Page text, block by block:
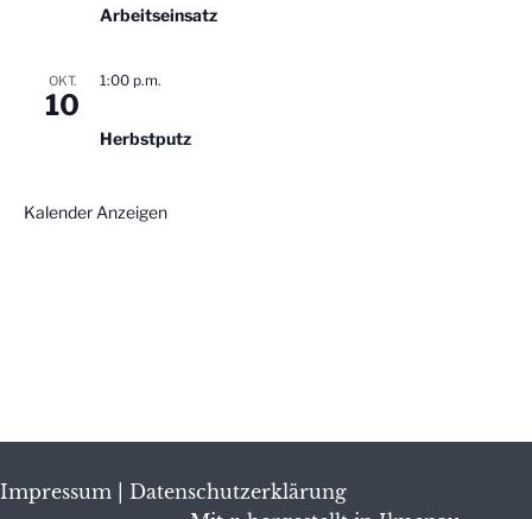
Arbeitseinsatz
OKT.
10
1:00 p.m.
Herbstputz
Kalender Anzeigen
Impressum
Datenschutzerklärung